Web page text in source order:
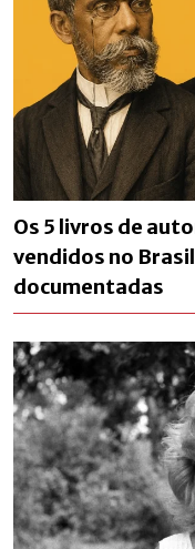
Os 5 livros de
vendidos no
documentadas